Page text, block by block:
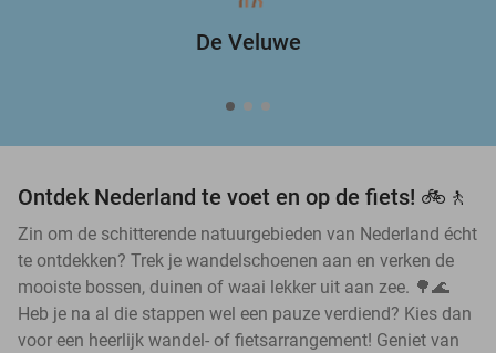
De Veluwe
Ontdek Nederland te voet en op de fiets! 🚲🚶
Zin om de schitterende natuurgebieden van Nederland écht
te ontdekken? Trek je wandelschoenen aan en verken de
mooiste bossen, duinen of waai lekker uit aan zee. 🌳🌊
Heb je na al die stappen wel een pauze verdiend? Kies dan
voor een heerlijk wandel- of fietsarrangement! Geniet van